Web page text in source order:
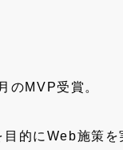
のMVP受賞。
的にWeb施策を